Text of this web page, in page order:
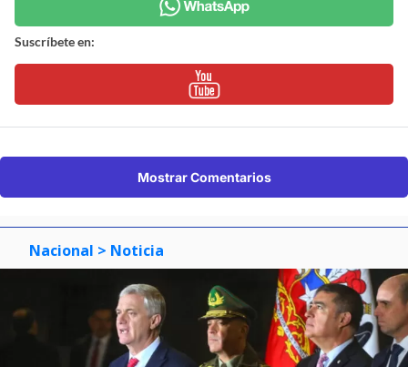
Suscríbete en:
Mostrar Comentarios
Nacional > Noticia